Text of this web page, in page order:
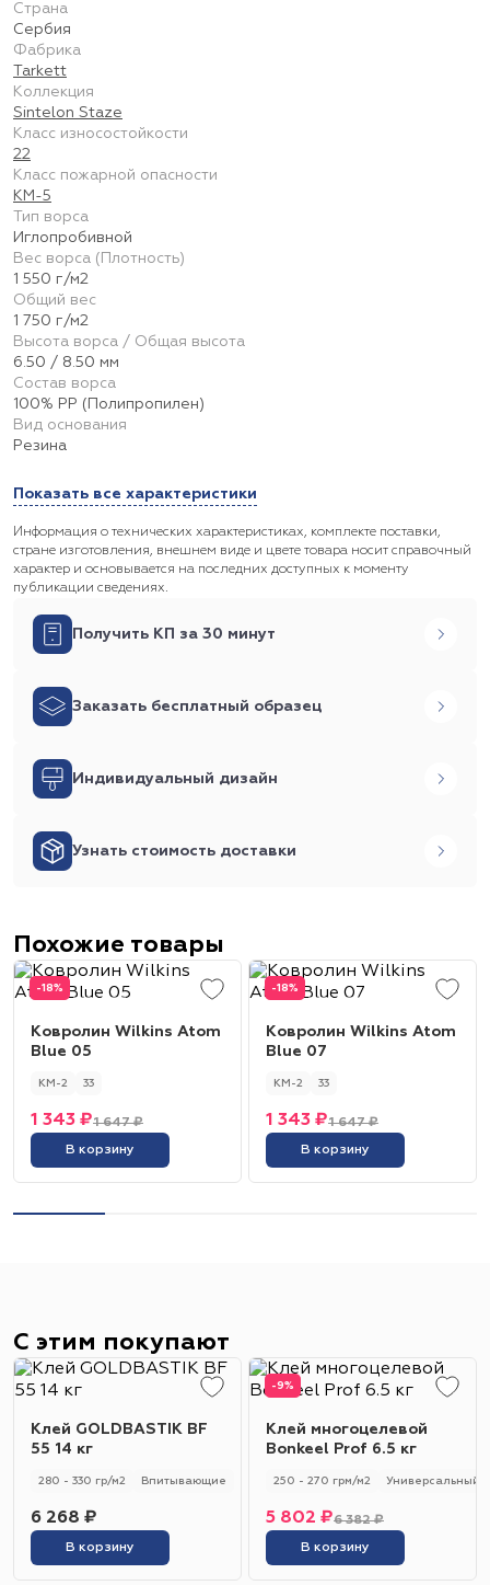
Страна
Сербия
Фабрика
Tarkett
Коллекция
Sintelon Staze
Класс износостойкости
22
Класс пожарной опасности
КМ-5
Тип ворса
Иглопробивной
Вес ворса (Плотность)
1 550 г/м2
Общий вес
1 750 г/м2
Высота ворса / Общая высота
6.50 / 8.50 мм
Состав ворса
100% PP (Полипропилен)
Вид основания
Резина
Показать все характеристики
Информация о технических характеристиках, комплекте поставки,
стране изготовления, внешнем виде и цвете товара носит справочный
характер и основывается на последних доступных к моменту
публикации сведениях.
Получить КП за 30 минут
Заказать бесплатный образец
Индивидуальный дизайн
Узнать стоимость доставки
Похожие товары
-18%
Ковролин Wilkins Atom
Blue 05
КМ-2 33
1 647 ₽
1 343 ₽
В корзину
-18%
Ковролин Wilkins Atom
Blue 07
КМ-2 33
1 647 ₽
1 343 ₽
В корзину
С этим покупают
Клей GOLDBASTIK BF
55 14 кг
280 - 330 гр/м2 Впитывающие
6 268 ₽
В корзину
-9%
Клей многоцелевой
Bonkeel Prof 6.5 кг
250 - 270 грм/м2 Универсальный
6 382 ₽
5 802 ₽
В корзину